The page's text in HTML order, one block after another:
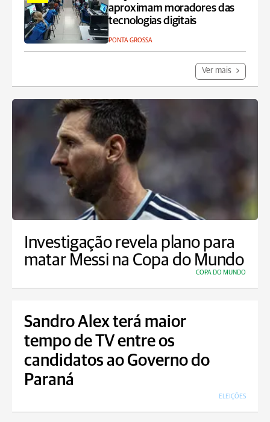
aproximam moradores das
tecnologias digitais
PONTA GROSSA
Ver mais
Investigação revela plano para
matar Messi na Copa do Mundo
COPA DO MUNDO
Sandro Alex terá maior
tempo de TV entre os
candidatos ao Governo do
Paraná
ELEIÇÕES